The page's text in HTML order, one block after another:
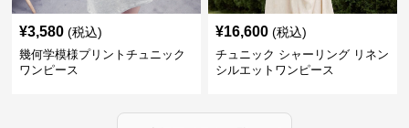
¥3,580 (税込)
幾何学模様プリントチュニック
ワンピース
¥16,600 (税込)
チュニック シャーリング リネン
シルエットワンピース